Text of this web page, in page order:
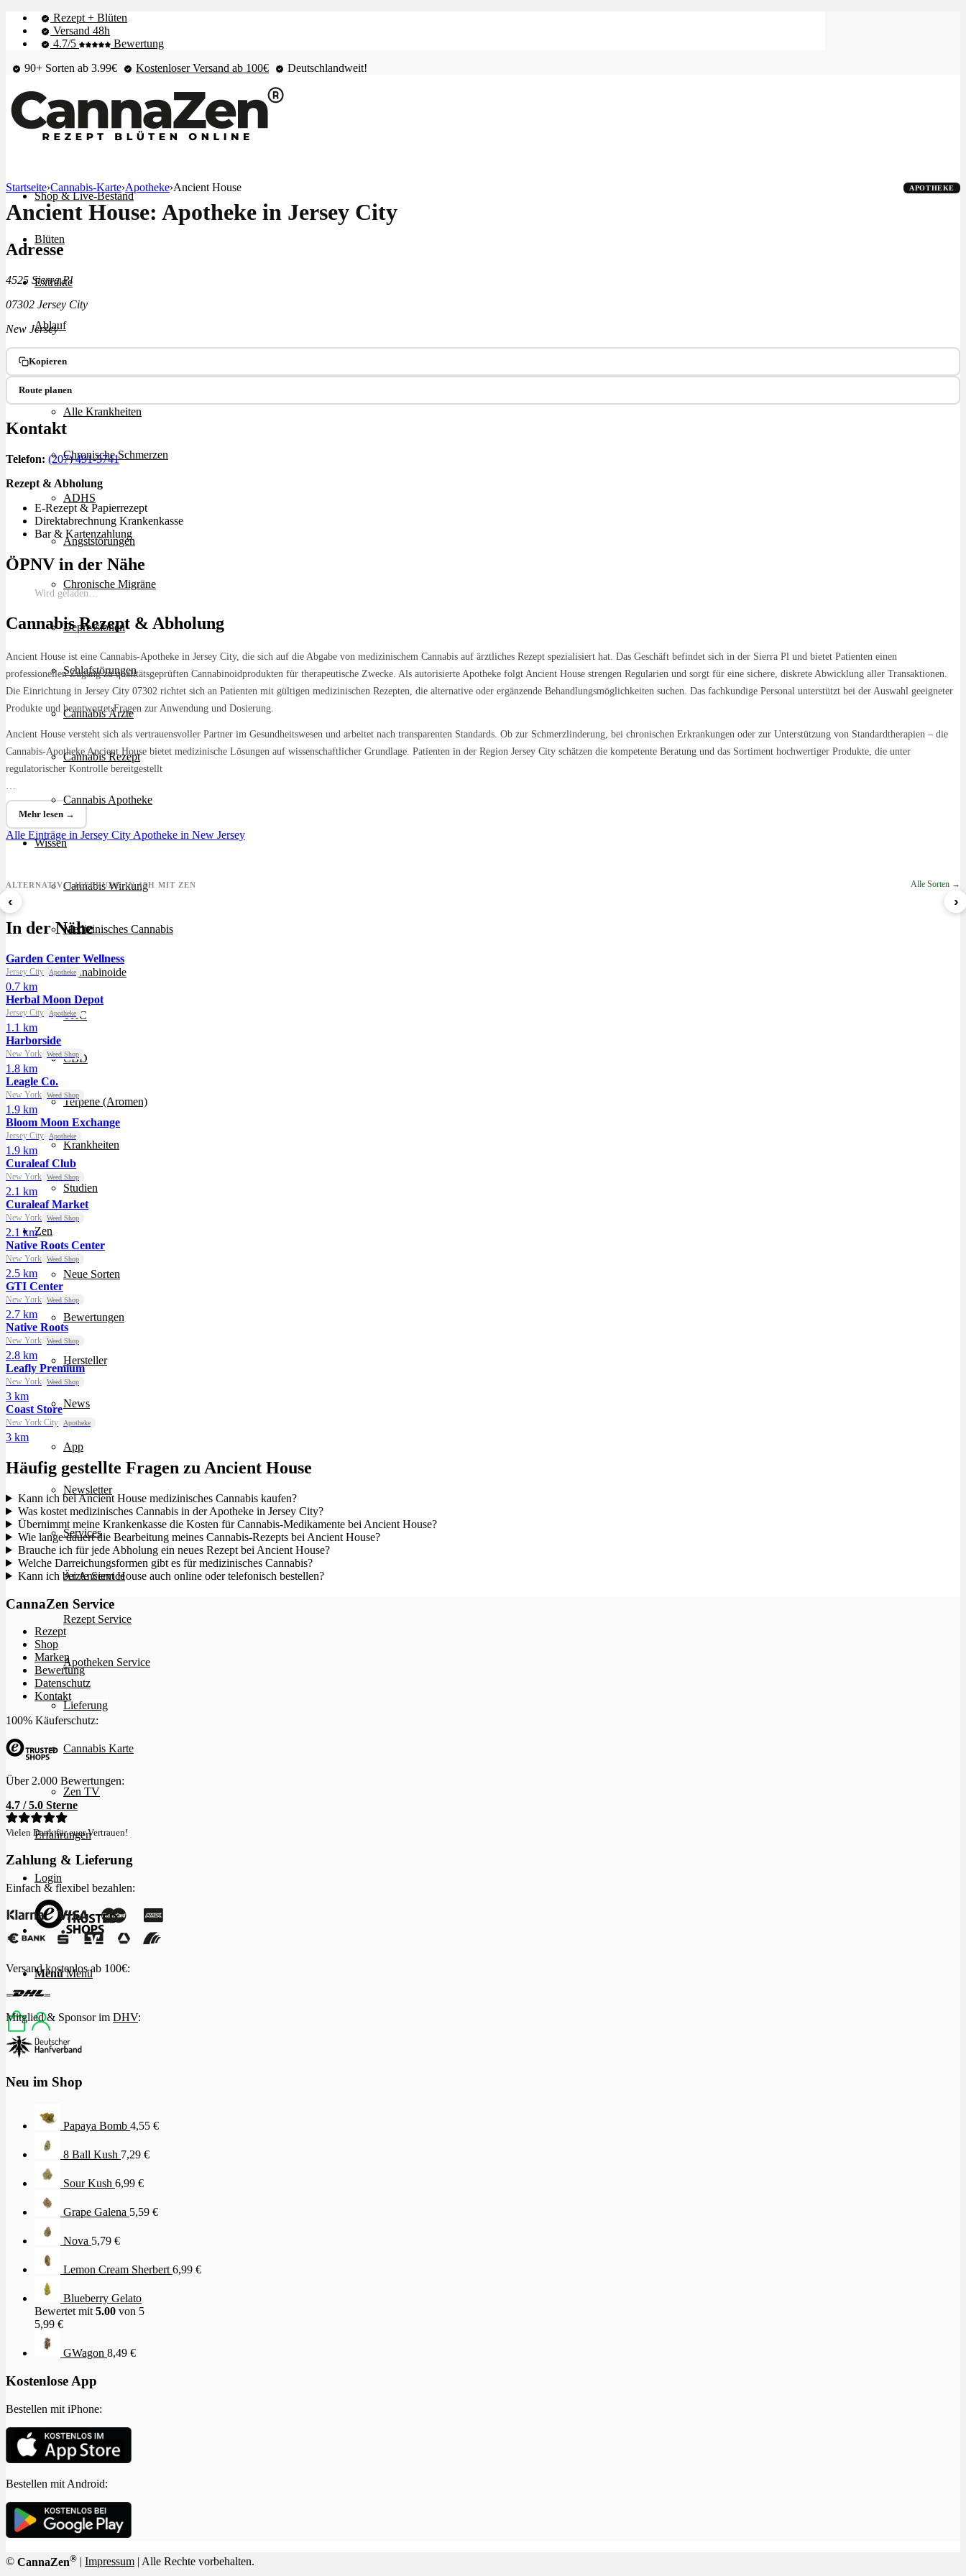
Rezept + Blüten
Versand 48h
4.7/5
Bewertung
90+ Sorten ab 3.99€
Kostenloser Versand ab 100€ Deutschlandweit!
Shop & Live-Bestand
Blüten
Extrakte
Ablauf
Therapien
Alle Krankheiten
Chronische Schmerzen
ADHS
Angststörungen
Chronische Migräne
Depressionen
Schlafstörungen
Cannabis Ärzte
Cannabis Rezept
Cannabis Apotheke
Wissen
Cannabis Wirkung
Medizinisches Cannabis
Cannabinoide
THC
CBD
Terpene (Aromen)
Krankheiten
Studien
Zen
Neue Sorten
Bewertungen
Hersteller
News
App
Newsletter
Services
Ärzte Service
Rezept Service
Apotheken Service
Lieferung
Cannabis Karte
Zen TV
Erfahrungen
Login
Menü Menü
Startseite›Cannabis-Karte›Apotheke›Ancient House APOTHEKE
Ancient House: Apotheke in Jersey City
Adresse
4525 Sierra Pl
07302 Jersey City
New Jersey
Kopieren
Route planen
Kontakt
Telefon: (207) 491-5741
Rezept & Abholung
E-Rezept & Papierrezept
Direktabrechnung Krankenkasse
Bar & Kartenzahlung
ÖPNV in der Nähe
Wird geladen…
Cannabis Rezept & Abholung
Ancient House ist eine Cannabis-Apotheke in Jersey City, die sich auf die Abgabe von medizinischem Cannabis auf ärztliches Rezept spezialisiert hat. Das Geschäft befindet sich in der Sierra Pl und bietet Patienten einen
professionellen Zugang zu qualitätsgeprüften Cannabinoidprodukten für therapeutische Zwecke. Als autorisierte Apotheke folgt Ancient House strengen Regularien und sorgt für eine sichere, diskrete Abwicklung aller Transaktionen.
Die Einrichtung in Jersey City 07302 richtet sich an Patienten mit gültigen medizinischen Rezepten, die alternative oder ergänzende Behandlungsmöglichkeiten suchen. Das fachkundige Personal unterstützt bei der Auswahl geeigneter
Produkte und beantwortet Fragen zur Anwendung und Dosierung.
Ancient House versteht sich als vertrauensvoller Partner im Gesundheitswesen und arbeitet nach transparenten Standards. Ob zur Schmerzlinderung, bei chronischen Erkrankungen oder zur Unterstützung von Standardtherapien – die
Cannabis-Apotheke Ancient House bietet medizinische Lösungen auf wissenschaftlicher Grundlage. Patienten in der Region Jersey City schätzen die kompetente Beratung und das Sortiment hochwertiger Produkte, die unter
regulatorischer Kontrolle bereitgestellt
…
Mehr lesen →
Alle Einträge in Jersey City Apotheke in New Jersey
ALTERNATIV: LIEFERUNG IN 48H MIT ZEN Alle Sorten →
‹
Sour Mintz Haze
ab 5,99 €/g ab 4,55 €/g
Lemon Cream Sherbert
›
In der Nähe
Garden Center Wellness
Jersey City Apotheke
0.7 km
Herbal Moon Depot
Jersey City Apotheke
1.1 km
Harborside
New York Weed Shop
1.8 km
Leagle Co.
New York Weed Shop
1.9 km
Bloom Moon Exchange
Jersey City Apotheke
1.9 km
Curaleaf Club
New York Weed Shop
2.1 km
Curaleaf Market
New York Weed Shop
2.1 km
Native Roots Center
New York Weed Shop
2.5 km
GTI Center
New York Weed Shop
2.7 km
Native Roots
New York Weed Shop
2.8 km
Leafly Premium
New York Weed Shop
3 km
Coast Store
New York City Apotheke
3 km
Häufig gestellte Fragen zu Ancient House
Kann ich bei Ancient House medizinisches Cannabis kaufen?
Was kostet medizinisches Cannabis in der Apotheke in Jersey City?
Übernimmt meine Krankenkasse die Kosten für Cannabis-Medikamente bei Ancient House?
Wie lange dauert die Bearbeitung meines Cannabis-Rezepts bei Ancient House?
Brauche ich für jede Abholung ein neues Rezept bei Ancient House?
Welche Darreichungsformen gibt es für medizinisches Cannabis?
Kann ich bei Ancient House auch online oder telefonisch bestellen?
CannaZen Service
Rezept
Shop
Marken
Bewertung
Datenschutz
Kontakt
100% Käuferschutz:
Über 2.000 Bewertungen:
4.7 / 5.0 Sterne
Vielen Dank für euer Vertrauen!
Zahlung & Lieferung
Einfach & flexibel bezahlen:
Versand kostenlos ab 100€:
Mitglied & Sponsor im DHV:
Neu im Shop
Papaya Bomb 4,55 €
8 Ball Kush 7,29 €
Sour Kush 6,99 €
Grape Galena 5,59 €
Nova 5,79 €
Lemon Cream Sherbert 6,99 €
Blueberry Gelato
Bewertet mit 5.00 von 5
5,99 €
GWagon 8,49 €
Kostenlose App
Bestellen mit iPhone:
Bestellen mit Android:
© CannaZen® Impressum | Alle Rechte vorbehalten.